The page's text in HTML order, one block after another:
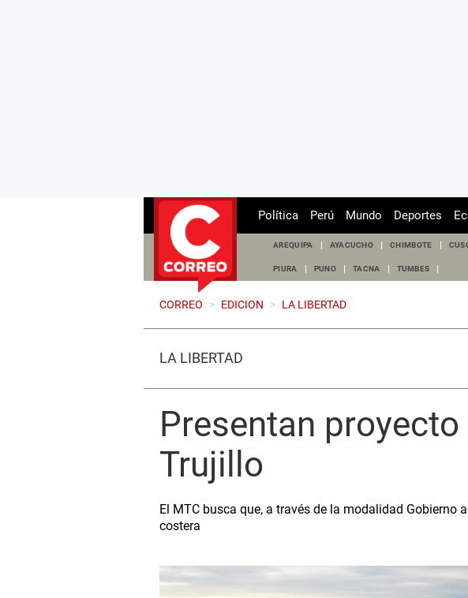
Política Perú Mundo Deportes
AREQUIPA AYACUCHO CHIMBOTE
PIURA PUNO TACNA TUMBES
CORREO > EDICION > LA LIBERTAD
LA LIBERTAD
Presentan
Trujillo
El MTC busca que, a través de la modalidad Gobierno
costera